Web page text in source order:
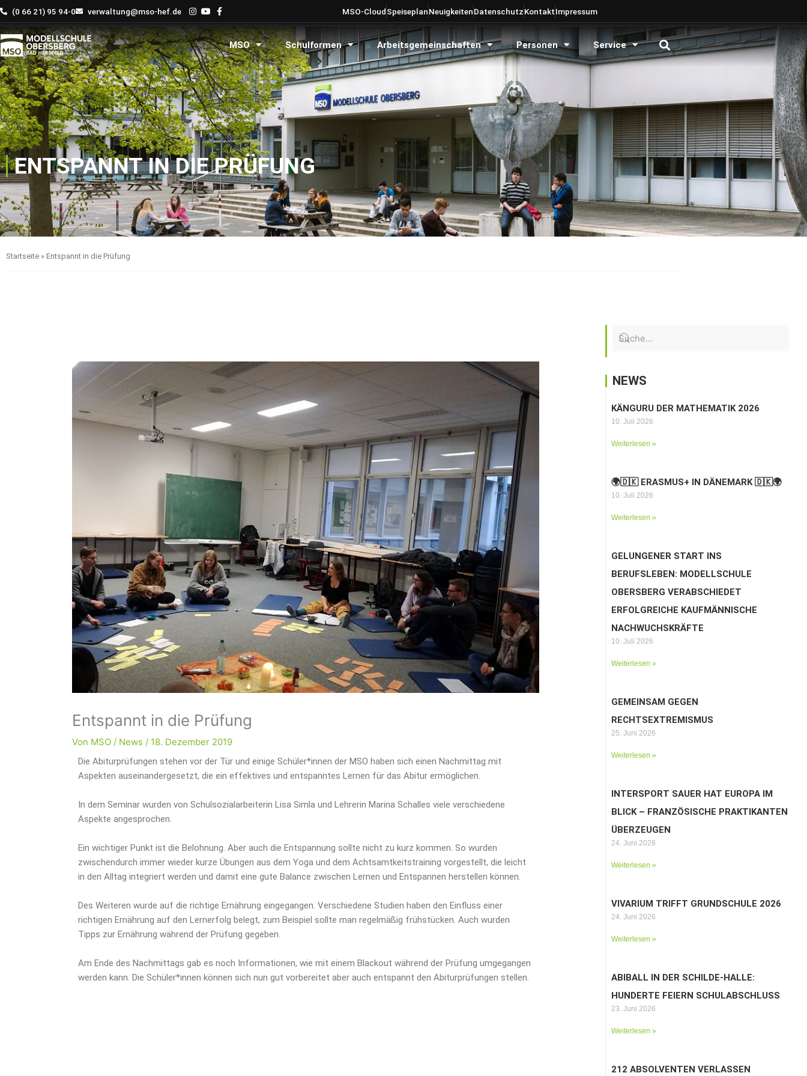
Zum
Inhalt
springen
(0 66 21) 95 94-0 verwaltung@mso-hef.de MSO-CloudSpeiseplanNeuigkeitenDatenschutzKontaktImpressum
MSO Schulformen Arbeitsgemeinschaften Personen Service
ENTSPANNT IN DIE PRÜFUNG
Startseite » Entspannt in die Prüfung
Entspannt in die Prüfung
Von MSO / News / 18. Dezember 2019
Die Abiturprüfungen stehen vor der Tür und einige Schüler*innen der MSO haben sich einen Nachmittag mit
Aspekten auseinandergesetzt, die ein effektives und entspanntes Lernen für das Abitur ermöglichen.
In dem Seminar wurden von Schulsozialarbeiterin Lisa Simla und Lehrerin Marina Schalles viele verschiedene
Aspekte angesprochen.
Ein wichtiger Punkt ist die Belohnung. Aber auch die Entspannung sollte nicht zu kurz kommen. So wurden
zwischendurch immer wieder kurze Übungen aus dem Yoga und dem Achtsamtkeitstraining vorgestellt, die leicht
in den Alltag integriert werden und damit eine gute Balance zwischen Lernen und Entspannen herstellen können.
Des Weiteren wurde auf die richtige Ernährung eingegangen. Verschiedene Studien haben den Einfluss einer
richtigen Ernährung auf den Lernerfolg belegt, zum Beispiel sollte man regelmäßig frühstücken. Auch wurden
Tipps zur Ernährung während der Prüfung gegeben.
Am Ende des Nachmittags gab es noch Informationen, wie mit einem Blackout während der Prüfung umgegangen
werden kann. Die Schüler*innen können sich nun gut vorbereitet aber auch entspannt den Abiturprüfungen stellen.
NEWS
KÄNGURU DER MATHEMATIK 2026
10. Juli 2026
Weiterlesen »
🌍🇩🇰 ERASMUS+ IN DÄNEMARK 🇩🇰🌍
10. Juli 2026
Weiterlesen »
GELUNGENER START INS
BERUFSLEBEN: MODELLSCHULE
OBERSBERG VERABSCHIEDET
ERFOLGREICHE KAUFMÄNNISCHE
NACHWUCHSKRÄFTE
10. Juli 2026
Weiterlesen »
GEMEINSAM GEGEN
RECHTSEXTREMISMUS
25. Juni 2026
Weiterlesen »
INTERSPORT SAUER HAT EUROPA IM
BLICK – FRANZÖSISCHE PRAKTIKANTEN
ÜBERZEUGEN
24. Juni 2026
Weiterlesen »
VIVARIUM TRIFFT GRUNDSCHULE 2026
24. Juni 2026
Weiterlesen »
ABIBALL IN DER SCHILDE-HALLE:
HUNDERTE FEIERN SCHULABSCHLUSS
23. Juni 2026
Weiterlesen »
212 ABSOLVENTEN VERLASSEN